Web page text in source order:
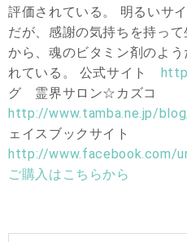
評価されている。 明るいサ
だが、感謝の気持ちを持っ
から、魂のビタミン剤のよ
れている。 公式サイト
グ 霊界サロン☆カズコ
http://www.tamba.ne.jp/
ェイスブックサイト
http://www.facebook.com/
ご購入はこちらから